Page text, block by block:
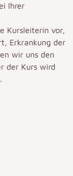
Ihrer
Kursleiterin vor,
Erkrankung der
wir uns den
der Kurs wird